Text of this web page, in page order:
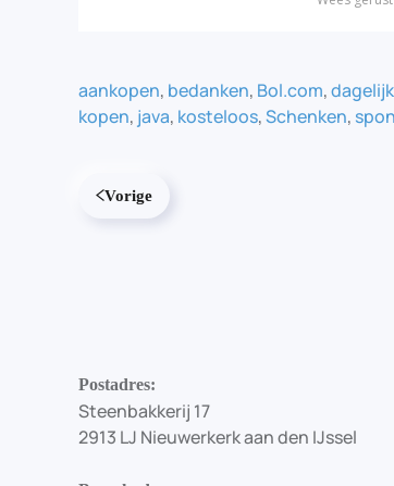
aankopen, bedanken, Bol.com,
kopen, java, kosteloos,Schenken,
Vorige
Postadres:
Steenbakkerij 17
2913 LJ Nieuwerkerk aan den IJssel